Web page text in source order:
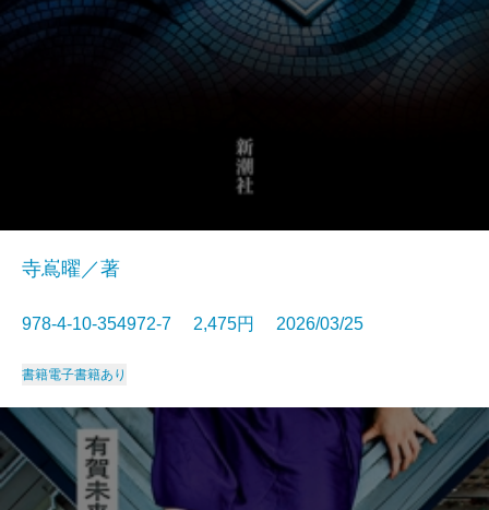
寺嶌曜／著
978-4-10-354972-7 2,475円 2026/03/25
書籍電子書籍あり